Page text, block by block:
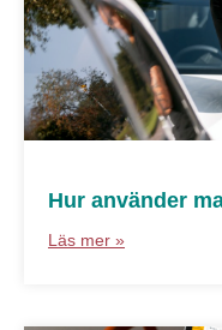
Hur använder
Läs mer »